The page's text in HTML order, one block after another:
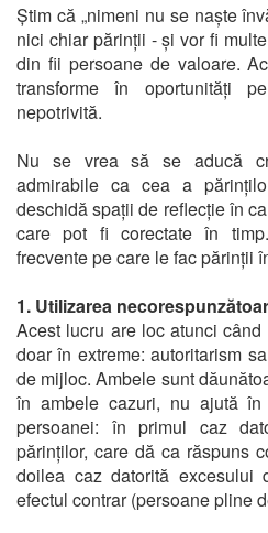
Știm că „nimeni nu se naște
nici chiar părinții - și vor fi
din fii persoane de valoare.
transforme în oportunități
nepotrivită.
Nu se vrea să se aducă
admirabile ca cea a
deschidă spații de reflecție în
care pot fi corectate în
frecvente pe care le fac părinții
1. Utilizarea
Acest lucru are loc atunci
doar în extreme: autoritarism
de mijloc. Ambele sunt
în ambele cazuri, nu ajută
persoanei: în primul caz
părinților, care dă ca răspuns
doilea caz datorită excesului
efectul contrar (persoane pline